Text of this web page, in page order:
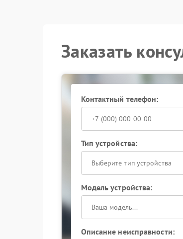
Заказать
Контактный телефон:
Тип устройства:
Выберите тип устройства
Модель устройства:
Описание неисправности: